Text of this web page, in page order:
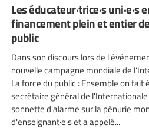
Les éducateur·trice·s uni·e·s
financement plein et entier
public
Dans son discours lors de
nouvelle campagne mondiale de
La force du public : Ensemble on fait
secrétaire général de
sonnette d'alarme sur la pénurie
d'enseignant·e·s et a appelé...